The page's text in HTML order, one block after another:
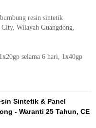
resin sintetik
Wilayah Guangdong,
selama 6 hari, 1x40gp
Sintetik & Panel
- Waranti 25 Tahun, CE